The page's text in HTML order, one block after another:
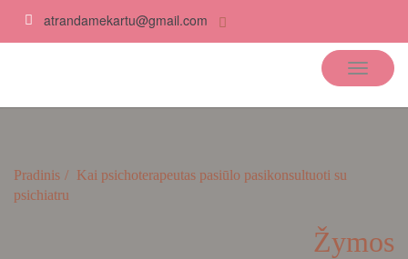
atrandamekartu@gmail.com
Pradinis
Kai psichoterapeutas pasiūlo pasikonsultuoti su
psichiatru
Žymos